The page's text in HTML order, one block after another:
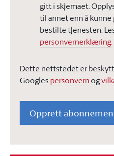
gitt i skjemaet.
til annet enn å
bestilte tjenesten.
personvernerklæring.
Dette nettstedet er
Googlespersonvern og
Opprett